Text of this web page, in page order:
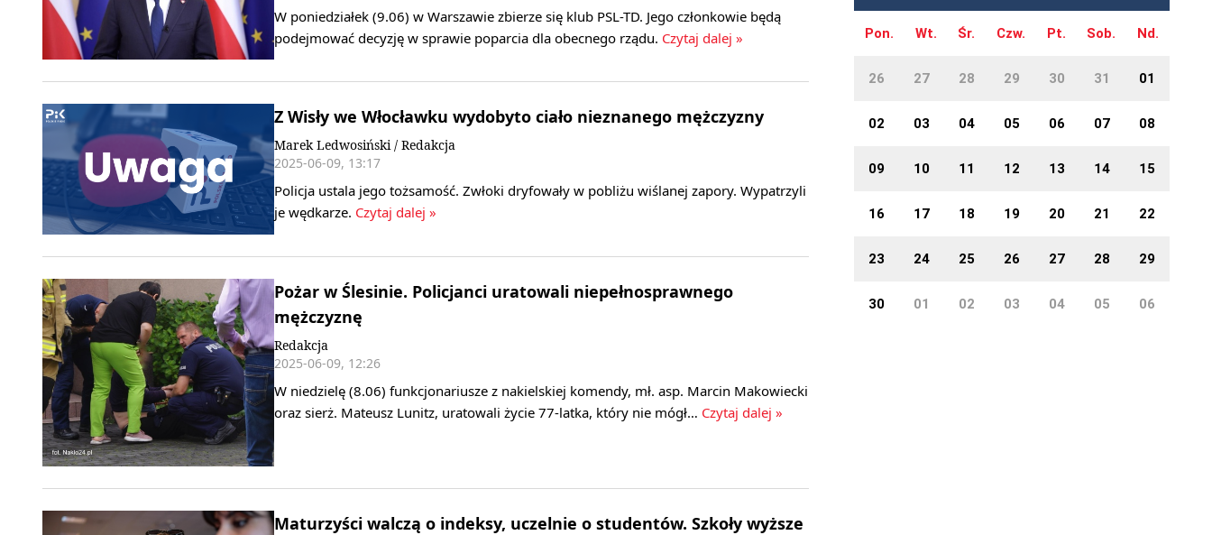
W poniedziałek (9.06) w Warszawie zbierze się klub PSL-TD. Jego członkowie będą
podejmować decyzję w sprawie poparcia dla obecnego rządu. Czytaj dalej »
Z Wisły we Włocławku wydobyto ciało nieznanego mężczyzny
Marek Ledwosiński / Redakcja
2025-06-09, 13:17
Policja ustala jego tożsamość. Zwłoki dryfowały w pobliżu wiślanej zapory. Wypatrzyli
je wędkarze. Czytaj dalej »
Pożar w Ślesinie. Policjanci uratowali niepełnosprawnego
mężczyznę
Redakcja
2025-06-09, 12:26
W niedzielę (8.06) funkcjonariusze z nakielskiej komendy, mł. asp. Marcin Makowiecki
oraz sierż. Mateusz Lunitz, uratowali życie 77-latka, który nie mógł… Czytaj dalej »
Maturzyści walczą o indeksy, uczelnie o studentów. Szkoły wyższe
Pon. Wt. Śr. Czw. Pt. Sob. Nd.
26 27 28 29 30 31 01
02 03 04 05 06 07 08
09 10 11 12 13 14 15
16 17 18 19 20 21 22
23 24 25 26 27 28 29
30 01 02 03 04 05 06